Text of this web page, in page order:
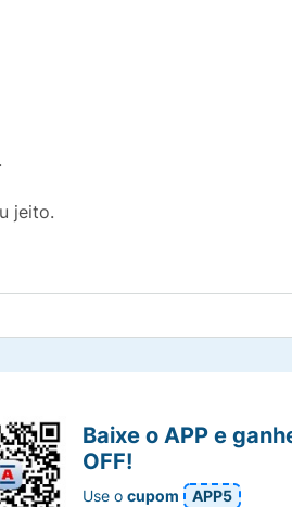
jeito.
Baixe o APP e
OFF!
Use ocupom
APP5